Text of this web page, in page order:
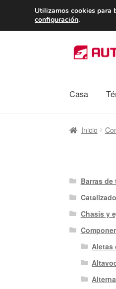
Ir
a
Ir
al
Casa
InicioCaja
Inicio
Barras
Chasis y
Aletas
Utilizamos cookies para
configuración.